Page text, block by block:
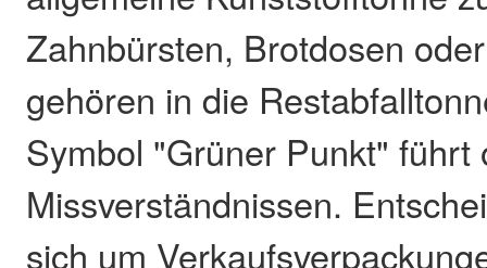
Zahnbürsten, Brotdosen
gehören in die
Symbol "Grüner Punkt" führt
Missverständnissen.
sich um